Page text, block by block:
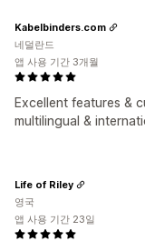
Excellent features &
multilingual &
Kabelbinders.com
네덜란드
앱 사용 기간 3개월
Life of Riley
영국
앱 사용 기간 23일